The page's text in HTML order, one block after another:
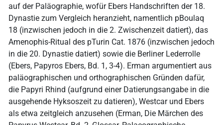
auf der Paläographie, wofür Ebers Handschriften der 18.
Dynastie zum Vergleich heranzieht, namentlich pBoulaq
18 (inzwischen jedoch in die 2. Zwischenzeit datiert), das
Amenophis-Ritual des pTurin Cat. 1876 (inzwischen jedoch
in die 20. Dynastie datiert) sowie die Berliner Lederrolle
(Ebers, Papyros Ebers, Bd. 1, 3-4). Erman argumentiert aus
paläographischen und orthographischen Gründen dafür,
die Papyri Rhind (aufgrund einer Datierungsangabe in die
ausgehende Hyksoszeit zu datieren), Westcar und Ebers
als etwa zeitgleich anzusehen (Erman, Die Märchen des